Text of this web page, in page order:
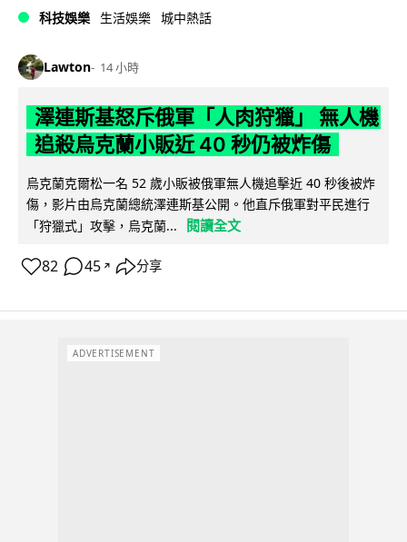
科技娛樂 生活娛樂 城中熱話
Lawton 14 小時
澤連斯基怒斥俄軍「人肉狩獵」 無人機
追殺烏克蘭小販近 40 秒仍被炸傷
烏克蘭克爾松一名 52 歲小販被俄軍無人機追擊近 40 秒後被炸
傷，影片由烏克蘭總統澤連斯基公開。他直斥俄軍對平民進行
「狩獵式」攻擊，烏克蘭...
閱讀全文
82 45 ↗ 分享
ADVERTISEMENT